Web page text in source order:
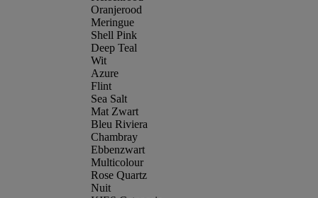
Oranjerood
Meringue
Shell Pink
Deep Teal
Wit
Azure
Flint
Sea Salt
Mat Zwart
Bleu Riviera
Chambray
Ebbenzwart
Multicolour
Rose Quartz
Nuit